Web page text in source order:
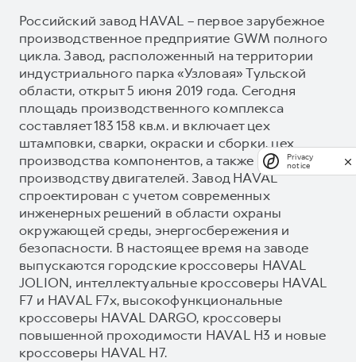
Российский завод HAVAL – первое зарубежное
производственное предприятие GWM полного
цикла. Завод, расположенный на территории
индустриального парка «Узловая» Тульской
области, открыт 5 июня 2019 года. Сегодня
площадь производственного комплекса
составляет 183 158 кв.м. и включает цех
штамповки, сварки, окраски и сборки, цех
производства компонентов, а также завод по
производству двигателей. Завод HAVAL
спроектирован с учетом современных
инженерных решений в области охраны
окружающей среды, энергосбережения и
безопасности. В настоящее время на заводе
выпускаются городские кроссоверы HAVAL
JOLION, интеллектуальные кроссоверы HAVAL
F7 и HAVAL F7x, высокофункциональные
кроссоверы HAVAL DARGO, кроссоверы
повышенной проходимости HAVAL H3 и новые
кроссоверы HAVAL H7.
Privacy
notice